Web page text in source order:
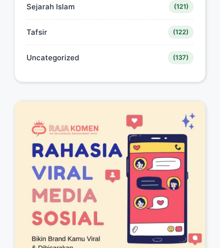
Sejarah Islam (121)
Tafsir (122)
Uncategorized (137)